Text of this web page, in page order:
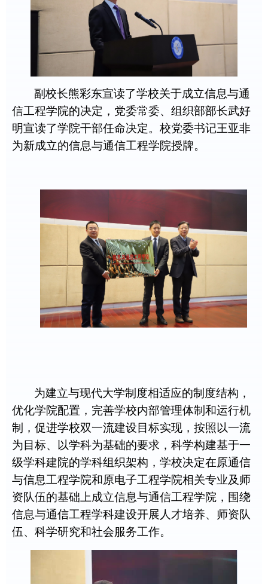
副校长熊彩东宣读了学校关于成立信息与通
信工程学院的决定，党委常委、组织部部长武好
明宣读了学院干部任命决定。校党委书记王亚非
为新成立的信息与通信工程学院授牌。
为建立与现代大学制度相适应的制度结构，
优化学院配置，完善学校内部管理体制和运行机
制，促进学校双一流建设目标实现，按照以一流
为目标、以学科为基础的要求，科学构建基于一
级学科建院的学科组织架构，学校决定在原通信
与信息工程学院和原电子工程学院相关专业及师
资队伍的基础上成立信息与通信工程学院，围绕
信息与通信工程学科建设开展人才培养、师资队
伍、科学研究和社会服务工作。